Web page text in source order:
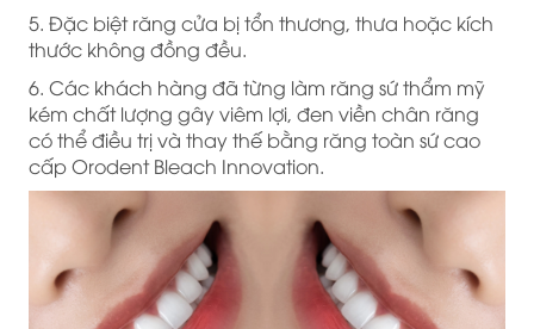
5. Đặc biệt răng cửa bị tổn thương, thưa hoặc kích
thước không đồng đều.
6. Các khách hàng đã từng làm răng sứ thẩm mỹ
kém chất lượng gây viêm lợi, đen viền chân răng
có thể điều trị và thay thế bằng răng toàn sứ cao
cấp Orodent Bleach Innovation.